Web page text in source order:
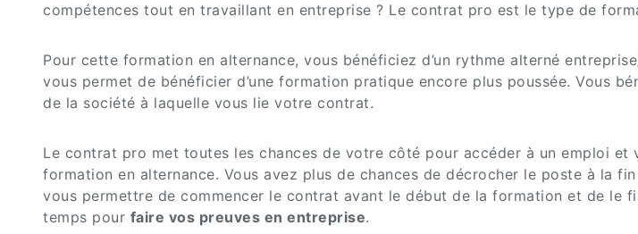
compétences tout en travaillant en entreprise ? Le contrat pro est le type de
Pour cette formation en alternance, vous bénéficiez d’un rythme alterné
vous permet de bénéficier d’une formation pratique encore plus poussée. Vous
de la société à laquelle vous lie votre contrat.
Le contrat pro met toutes les chances de votre côté pour accéder à un emploi et
formation en alternance. Vous avez plus de chances de décrocher le poste à la
vous permettre de commencer le contrat avant le début de la formation et de le
temps pour faire vos preuves en entreprise.